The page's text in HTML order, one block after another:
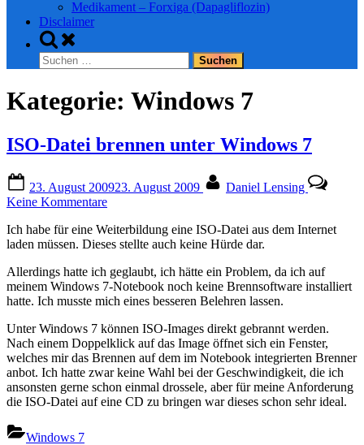
Medikament – Forxiga (Dapagliflozin)
Disclaimer
Toggle
search
form
Suchen
nach:
Kategorie: Windows 7
ISO-Datei brennen unter Windows 7
on
23. August 200923. August 2009
Daniel Lensing
Keine Kommentarezu
Datei
brennen
Windows
7
Ich habe für eine Weiterbildung eine ISO-Datei aus dem Internet
laden müssen. Dieses stellte auch keine Hürde dar.
Allerdings hatte ich geglaubt, ich hätte ein Problem, da ich auf
meinem Windows 7-Notebook noch keine Brennsoftware installiert
hatte. Ich musste mich eines besseren Belehren lassen.
Unter Windows 7 können ISO-Images direkt gebrannt werden.
Nach einem Doppelklick auf das Image öffnet sich ein Fenster,
welches mir das Brennen auf dem im Notebook integrierten Brenner
anbot. Ich hatte zwar keine Wahl bei der Geschwindigkeit, die ich
ansonsten gerne schon einmal drossele, aber für meine Anforderung
die ISO-Datei auf eine CD zu bringen war dieses schon sehr ideal.
Windows 7